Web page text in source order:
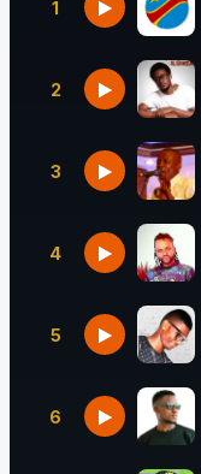
1
2
3
4
5
6